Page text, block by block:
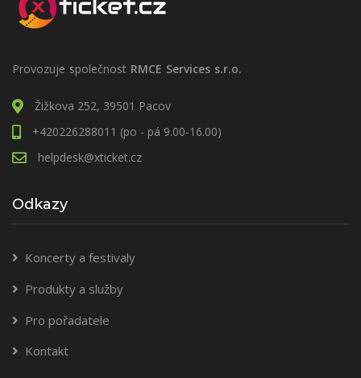
Provozuje společnost RMCE Services s.r.o.
Žižkova 252, 39501 Pacov
+420226288011 (po - pá 9.00-16.00)
helpdesk@xticket.cz
Odkazy
Koncerty a festivaly
Produkty a služby
Pro pořadatele
Kontakt